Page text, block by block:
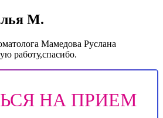
М.
Мамедова Руслана
работу,спасибо.
НА ПРИЕМ